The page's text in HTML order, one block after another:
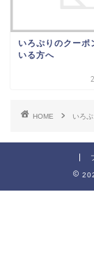
いろぷりのクーポ
いる方へ
HOME いろ